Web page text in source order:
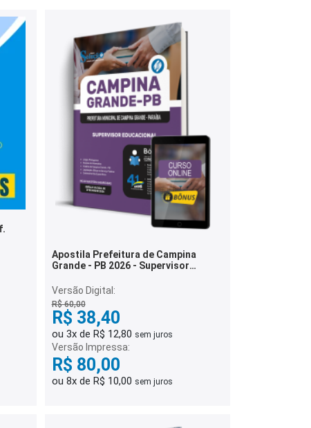
Apostila Prefeitura de Campina
Grande - PB 2026 - Supervisor
Versão Digital:
R$ 60,00
R$ 38,40
ou 3x de R$ 12,80 sem juros
Versão Impressa:
R$ 80,00
ou 8x de R$ 10,00 sem juros